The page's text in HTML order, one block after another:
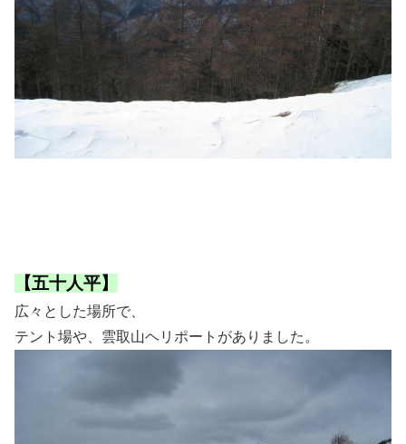
【五十人平】
広々とした場所で、
テント場や、雲取山ヘリポートがありました。